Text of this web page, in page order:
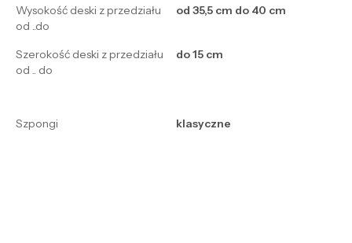
Wysokość deski z przedziału
od ..do
od 35,5 cm do 40 cm
Szerokość deski z przedziału
od .. do
do 15 cm
Szpongi klasyczne